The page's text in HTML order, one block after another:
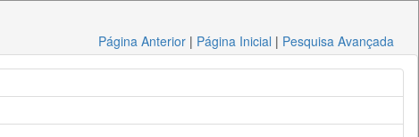
Página Anterior | Página Inicial | Pesquisa Avançada